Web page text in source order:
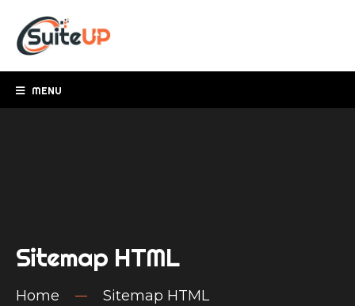
MENU
Sitemap HTML
Home Sitemap HTML